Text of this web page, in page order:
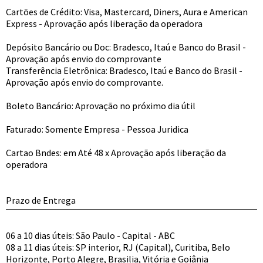
Cartões de Crédito: Visa, Mastercard, Diners, Aura e American
Express - Aprovação após liberação da operadora
Depósito Bancário ou Doc: Bradesco, Itaú e Banco do Brasil -
Aprovação após envio do comprovante
Transferência Eletrônica: Bradesco, Itaú e Banco do Brasil -
Aprovação após envio do comprovante.
Boleto Bancário: Aprovação no próximo dia útil
Faturado: Somente Empresa - Pessoa Juridica
Cartao Bndes: em Até 48 x Aprovação após liberação da
operadora
Prazo de Entrega
06 a 10 dias úteis: São Paulo - Capital - ABC
08 a 11 dias úteis: SP interior, RJ (Capital), Curitiba, Belo
Horizonte, Porto Alegre, Brasilia, Vitória e Goiânia